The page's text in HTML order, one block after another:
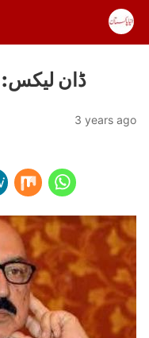
ڈان لیکس:
3 years ago